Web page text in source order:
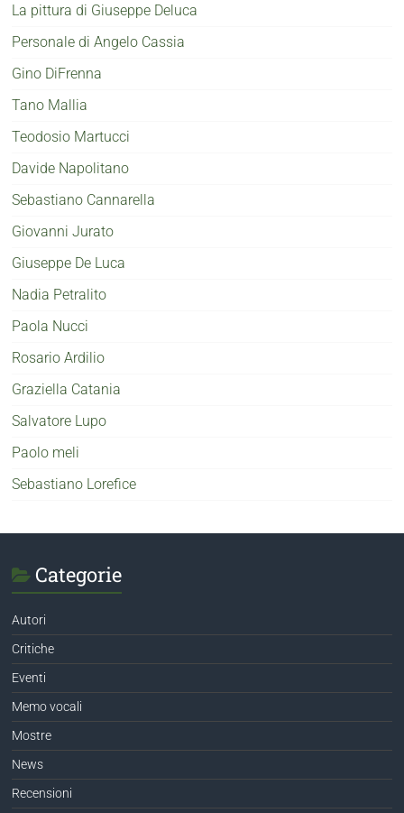
La pittura di Giuseppe Deluca
Personale di Angelo Cassia
Gino DiFrenna
Tano Mallia
Teodosio Martucci
Davide Napolitano
Sebastiano Cannarella
Giovanni Jurato
Giuseppe De Luca
Nadia Petralito
Paola Nucci
Rosario Ardilio
Graziella Catania
Salvatore Lupo
Paolo meli
Sebastiano Lorefice
Categorie
Autori
Critiche
Eventi
Memo vocali
Mostre
News
Recensioni